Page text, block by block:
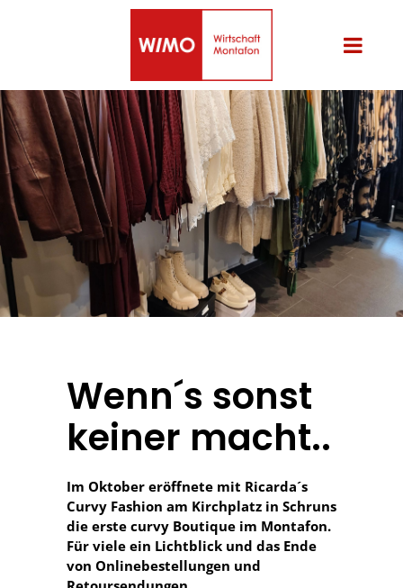
Wenn´s sonst
keiner macht..
Im Oktober eröffnete mit Ricarda´s
Curvy Fashion am Kirchplatz in Schruns
die erste curvy Boutique im Montafon.
Für viele ein Lichtblick und das Ende
von Onlinebestellungen und